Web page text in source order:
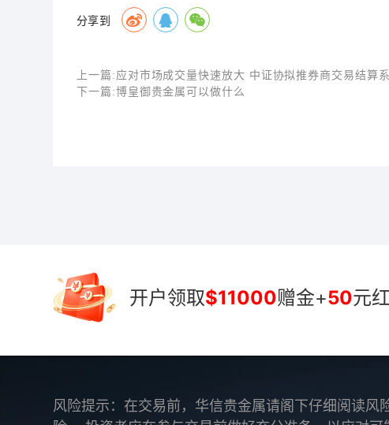
分享到
上一篇: 应对市场成交量快速放大 中证协拟推券商交易结算
下一篇:博皇御贵金属可以做什么
开户领取$11000赠金+50元
风险提示：在交易前，华信贵金属请阁下仔细阅读